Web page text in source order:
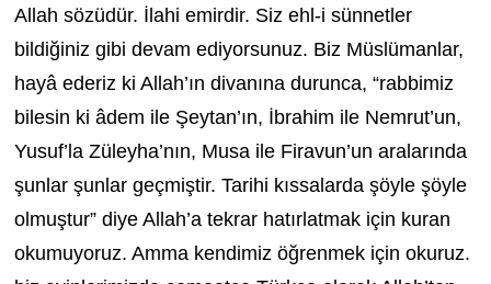
Allah sözüdür. İlahi emirdir. Siz ehl-i sünnetler
bildiğiniz gibi devam ediyorsunuz. Biz Müslümanlar,
hayâ ederiz ki Allah’ın divanına durunca, “rabbimiz
bilesin ki âdem ile Şeytan’ın, İbrahim ile Nemrut’un,
Yusuf’la Züleyha’nın, Musa ile Firavun’un aralarında
şunlar şunlar geçmiştir. Tarihi kıssalarda şöyle şöyle
olmuştur” diye Allah’a tekrar hatırlatmak için kuran
okumuyoruz. Amma kendimiz öğrenmek için okuruz.